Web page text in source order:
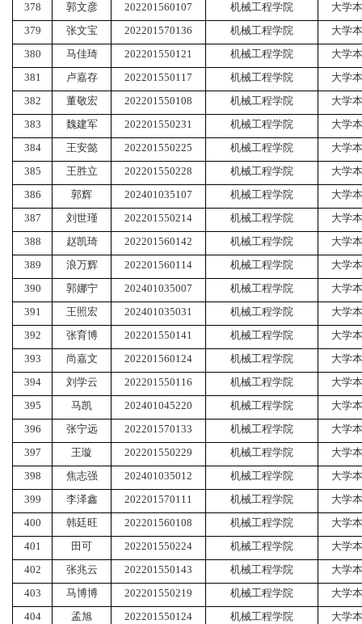
378
郭文彦 202201560107 机械工程学院
大学
379
张文宝 202201570136 机械工程学院
大学
380
马佳琦 202201550121 机械工程学院
大学
381
卢嘉存 202201550117 机械工程学院
大学
382
董敬宏 202201550108 机械工程学院
大学
383
魏建军 202201550231 机械工程学院
大学
384
王安懿 202201550225 机械工程学院
大学
385
王胜立 202201550228 机械工程学院
大学
386
郭辉 202401035107 机械工程学院
大学
387
刘世瑾 202201550214 机械工程学院
大学
388
赵凯琦 202201560142 机械工程学院
大学
389
浪万辉 202201560114 机械工程学院
大学
390
郭娜宁 202401035007 机械工程学院
大学
391
王照宏 202401035031 机械工程学院
大学
392
张育博 202201550141 机械工程学院
大学
393
尚嘉文 202201560124 机械工程学院
大学
394
刘学云 202201550116 机械工程学院
大学
395
马凯 202401045220 机械工程学院
大学
396
张宁远 202201570133 机械工程学院
大学
397
王璇 202201550229 机械工程学院
大学
398
焦志强 202401035012 机械工程学院
大学
399
李泽鑫 202201570111 机械工程学院
大学
400
韩廷旺 202201560108 机械工程学院
大学
401
田可 202201550224 机械工程学院
大学
402
张兆云 202201550143 机械工程学院
大学
403
马博博 202201550219 机械工程学院
大学
404
孟旭 202201550124 机械工程学院
大学